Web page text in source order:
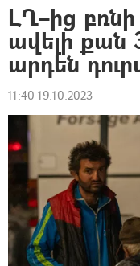
ԼՂ–ից
ավելի քան
արդեն
11:40 19.10.2023